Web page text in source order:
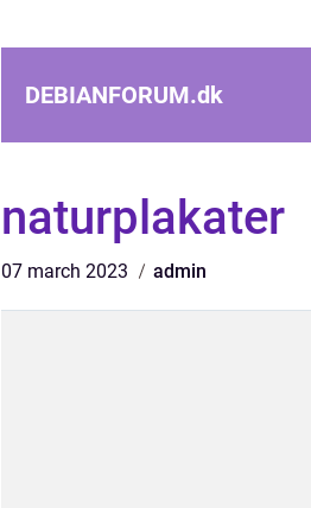
DEBIANFORUM.dk
naturplakater
07 march 2023 admin